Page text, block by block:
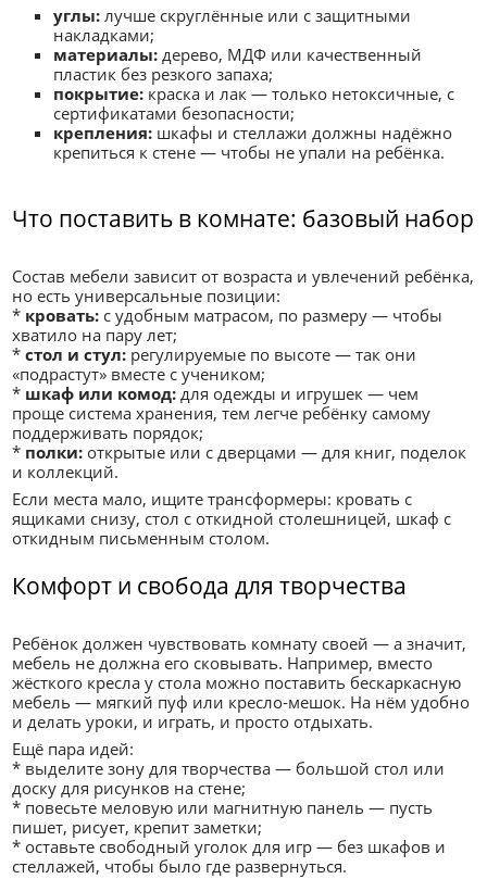
углы:лучше скруглённые или с защитными
накладками;
материалы:дерево, МДФ или качественный
пластик без резкого запаха;
покрытие:краска и лак — только нетоксичные, с
сертификатами безопасности;
крепления:шкафы и стеллажи должны надёжно
крепиться к стене — чтобы не упали на ребёнка.
Что поставить в комнате: базовый набор
Состав мебели зависит от возраста и увлечений ребёнка,
но есть универсальные позиции:
* кровать: с удобным матрасом, по размеру — чтобы
хватило на пару лет;
*стол и стул: регулируемые по высоте — так они
«подрастут» вместе с учеником;
* шкаф или комод: для одежды и игрушек — чем
проще система хранения, тем легче ребёнку самому
поддерживать порядок;
* полки: открытые или с дверцами — для книг, поделок
и коллекций.
Если места мало, ищите трансформеры: кровать с
ящиками снизу, стол с откидной столешницей, шкаф с
откидным письменным столом.
Комфорт и свобода для творчества
Ребёнок должен чувствовать комнату своей — а значит,
мебель не должна его сковывать. Например, вместо
жёсткого кресла у стола можно поставить бескаркасную
мебель — мягкий пуф или кресло‑мешок. На нём удобно
и делать уроки, и играть, и просто отдыхать.
Ещё пара идей:
* выделите зону для творчества — большой стол или
доску для рисунков на стене;
* повесьте меловую или магнитную панель — пусть
пишет, рисует, крепит заметки;
* оставьте свободный уголок для игр — без шкафов и
стеллажей, чтобы было где развернуться.